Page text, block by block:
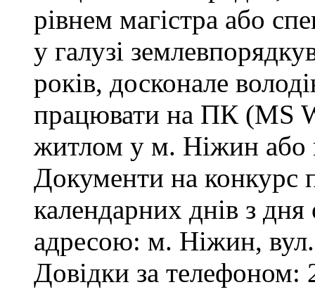
рівнем магістра або
у галузі
років, досконале
працювати на ПК (MS
житлом у м. Ніжин або
Документи на конкурс
календарних днів з
адресою: м. Ніжин,
Довідки за телефоном: